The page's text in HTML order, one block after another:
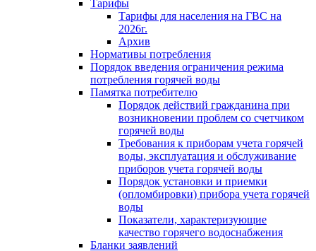
Тарифы
Тарифы для населения на ГВС на
2026г.
Архив
Нормативы потребления
Порядок введения ограничения режима
потребления горячей воды
Памятка потребителю
Порядок действий гражданина при
возникновении проблем со счетчиком
горячей воды
Требования к приборам учета горячей
воды, эксплуатация и обслуживание
приборов учета горячей воды
Порядок установки и приемки
(опломбировки) прибора учета горячей
воды
Показатели, характеризующие
качество горячего водоснабжения
Бланки заявлений